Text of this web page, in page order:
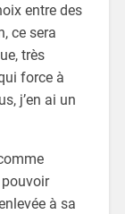
entre des
ce sera
très
force à
j’en ai un
à sa